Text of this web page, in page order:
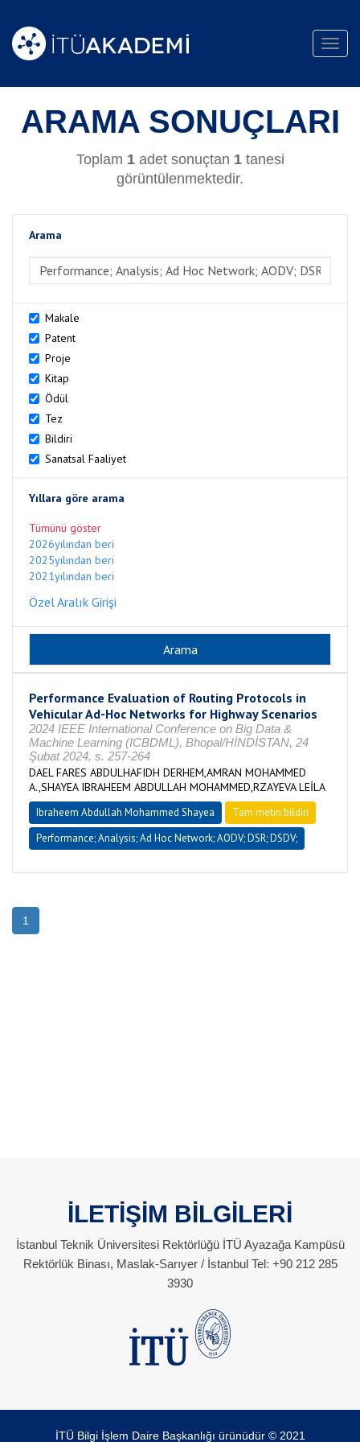
ARAMA SONUÇLARI
Toplam 1adet sonuçtan 1tanesi
görüntülenmektedir.
Arama
>Arama
Makale
Patent
Proje
Kitap
Ödül
Tez
Bildiri
Sanatsal Faaliyet
Yıllara göre arama
Tümünü göster
2026yılından beri
2025yılından beri
2021yılından beri
Özel Aralık Girişi
Performance Evaluation of Routing Protocols in
Vehicular Ad-Hoc Networks for Highway Scenarios
2024 IEEE International Conference on Big Data &
Machine Learning (ICBDML), Bhopal/HİNDİSTAN, 24
Şubat 2024, s. 257-264
DAEL FARES ABDULHAFIDH DERHEM,AMRAN MOHAMMED
A.,SHAYEA IBRAHEEM ABDULLAH MOHAMMED,RZAYEVA LEİLA
Ibraheem Abdullah Mohammed Shayea
Tam metin bildiri
Performance; Analysis; Ad Hoc Network; AODV; DSR; DSDV;
1
İLETİŞİM BİLGİLERİ
İstanbul Teknik Üniversitesi Rektörlüğü İTÜ Ayazağa Kampüsü
Rektörlük Binası, Maslak-Sarıyer / İstanbul Tel: +90 212 285
3930
İTÜ Bilgi İşlem Daire Başkanlığı ürünüdür © 2021